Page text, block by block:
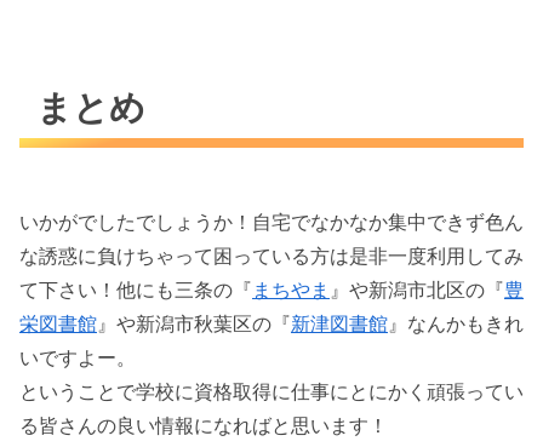
まとめ
いかがでしたでしょうか！自宅でなかなか集中できず色ん
な誘惑に負けちゃって困っている方は是非一度利用してみ
て下さい！他にも三条の『 まちやま 』や新潟市北区の『豊
栄図書館』や新潟市秋葉区の『新津図書館』なんかもきれ
いですよー。
ということで学校に資格取得に仕事にとにかく頑張ってい
る皆さんの良い情報になればと思います！